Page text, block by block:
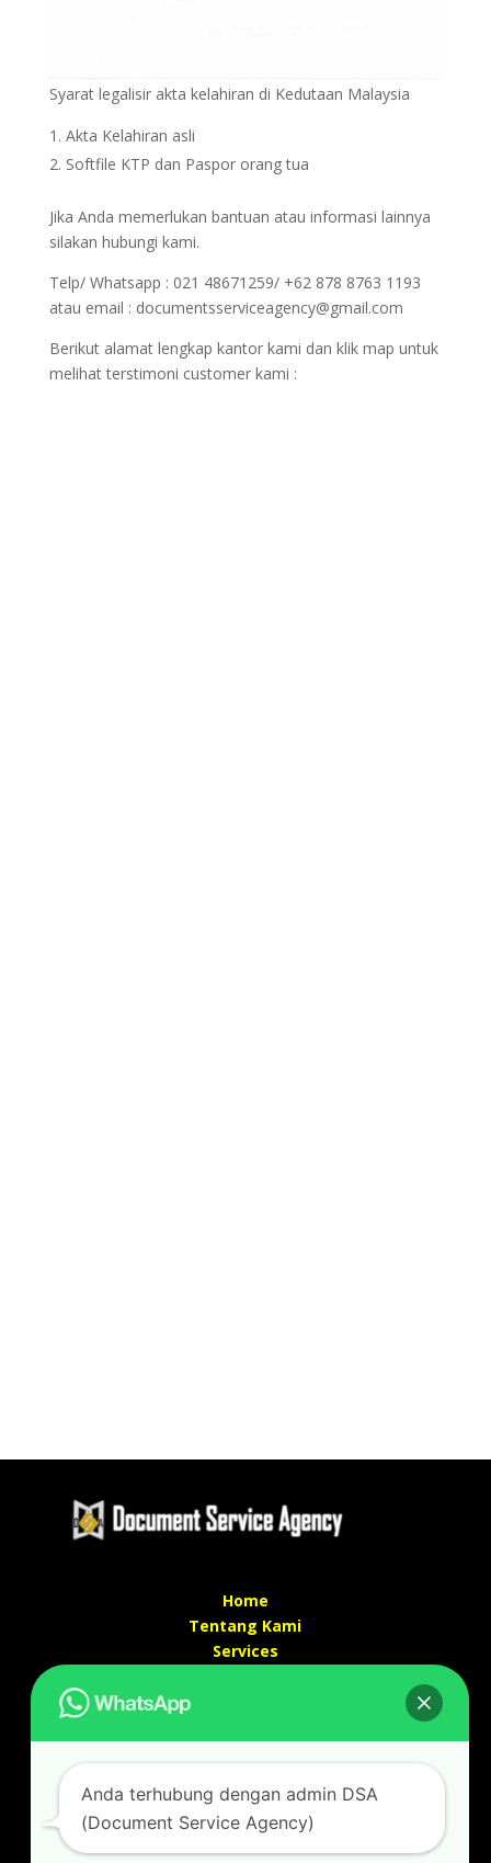
Syarat legalisir akta kelahiran di Kedutaan Malaysia
Akta Kelahiran asli
Softfile KTP dan Paspor orang tua
Jika Anda memerlukan bantuan atau informasi lainnya
silakan hubungi kami.
Telp/ Whatsapp : 021 48671259/ +62 878 8763 1193
atau email : documentsserviceagency@gmail.com
Berikut alamat lengkap kantor kami dan klik map untuk
melihat terstimoni customer kami :
Home
Tentang Kami
Services
Alamat kantor :
Jl Swadaya Pam No 6 Rt 006 Rw 007 Jatinegara,
Cakung, Jakarta Timur 13930
(Dekat Mesjid Al Marzukiyah Swadaya Pam)
Anda terhubung dengan admin DSA
(Document Service Agency)